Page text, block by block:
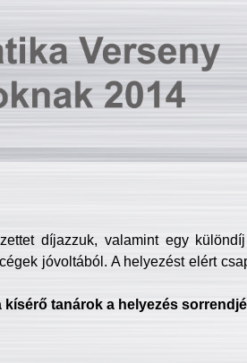
díjazzuk, valamint egy
jóvoltából. A helyezést elért
tanárok a helyezés